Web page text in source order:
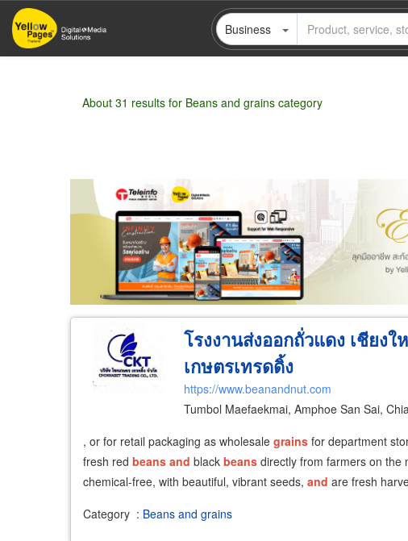
Skip
main
Business
About 31 results for Beans and grains category
Wholesale Retail Manufacturer Dealer
โรงงานส่งออกถั่วแดง เชียง
เกษตรเทรดดิ้ง
https://www.beanandnut.com
Tumbol Maefaekmai, Amphoe San Sai,
, or for retail packaging as wholesale grains for department
fresh red beans and black beans directly from farmers on the
chemical-free, with beautiful, vibrant seeds, and are fresh
Category : Beans and grains